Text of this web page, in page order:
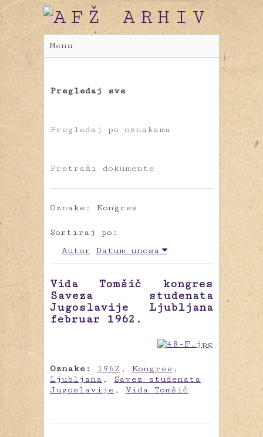
Menu
Pregledaj sve
Pregledaj po oznakama
Pretraži dokumente
Oznake: Kongres
Sortiraj po:
Autor
Datum unosa
Vida Tomšič kongres
Saveza studenata
Jugoslavije Ljubljana
februar 1962.
Oznake: 1962 , Kongres ,
Ljubljana ,
Savez studenata
Jugoslavije , Vida Tomšič